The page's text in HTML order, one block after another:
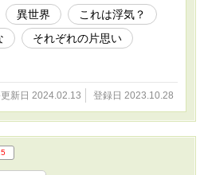
異世界
これは浮気？
それぞれの片思い
新日 2024.02.13 登録日 2023.10.28